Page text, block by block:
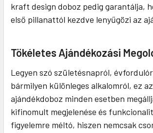
kraft design doboz pedig garantálja,
első pillanattól kezdve lenyűgözi az
Tökéletes Ajándékozási
Legyen szó születésnapról,
bármilyen különleges alkalomról, ez
ajándékdoboz minden esetben
kifinomult megjelenése és
figyelemre méltó, hiszen nemcsak